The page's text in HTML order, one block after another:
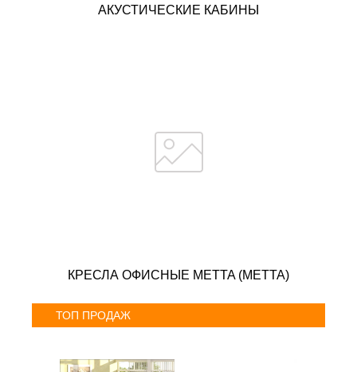
АКУСТИЧЕСКИЕ КАБИНЫ
КРЕСЛА ОФИСНЫЕ METTA (МЕТТА)
ТОП ПРОДАЖ